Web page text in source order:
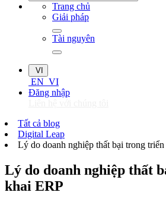
Trang chủ
Giải pháp
Tài nguyên
VI
EN VI
Đăng nhập
Tất cả blog
Digital Leap
Lý do doanh nghiệp thất bại trong
Lý do doanh nghiệp thất
khai ERP